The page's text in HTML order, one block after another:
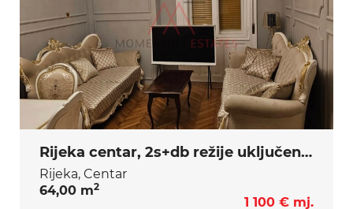
Rijeka centar, 2s+db režije uključene, pet friedly,dugoročno
Rijeka, Centar
64,00 m2
1 100 € mj.